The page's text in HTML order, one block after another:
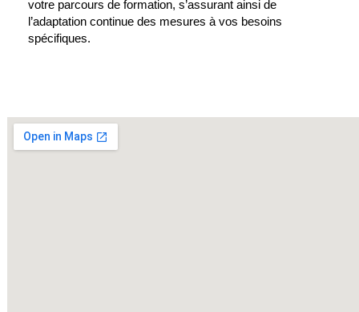
votre parcours de formation, s’assurant ainsi de
l’adaptation continue des mesures à vos besoins
spécifiques.